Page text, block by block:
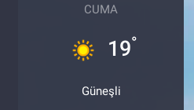
CUMA
19°
Güneşli